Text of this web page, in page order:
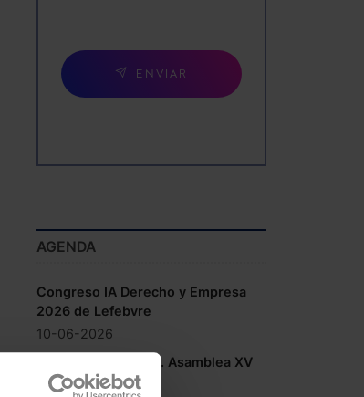
ENVIAR
AGENDA
Congreso IA Derecho y Empresa
2026 de Lefebvre
10-06-2026
Congreso COSITAL. Asamblea XV
14-05-2026